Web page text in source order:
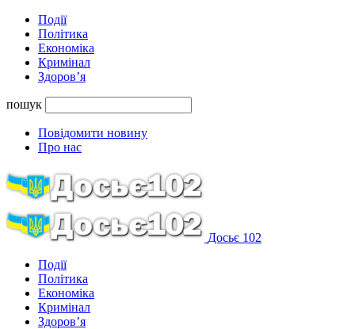
Події
Політика
Економіка
Кримінал
Здоров’я
пошук
Повідомити новину
Про нас
Досьє 102
Події
Політика
Економіка
Кримінал
Здоров’я